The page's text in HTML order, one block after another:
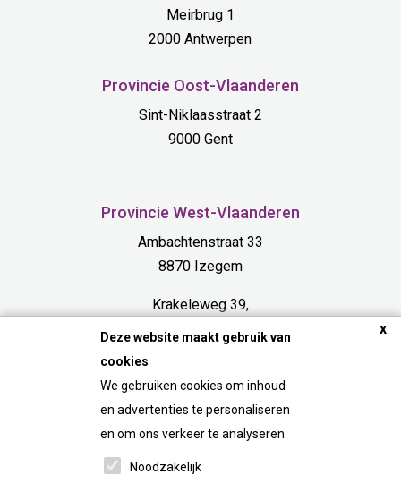
Meirbrug 1
2000 Antwerpen
Provincie Oost-Vlaanderen
Sint-Niklaasstraat 2
9000 Gent
Provincie West-Vlaanderen
Ambachtenstraat 33
8870 Izegem
Krakeleweg 39,
8000 Bruges
Provincie Limburg
Bosdel 54 A
3600 Genk
x
Deze website maakt gebruik van
cookies
We gebruiken cookies om inhoud
en advertenties te personaliseren
en om ons verkeer te analyseren.
Noodzakelijk